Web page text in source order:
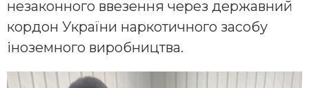
незаконного ввезення через державний
кордон України наркотичного засобу
іноземного виробництва.